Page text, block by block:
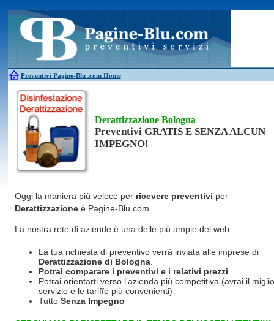
Preventivi Pagine-Blu .com Home
Antifurti
Allarme
Bagni chimici
Edilizia Giardinieri
Caldaie
Falegnami Idraulici
Canne fumarie
Parquet
Derattizzazione Bologna
Preventivi GRATIS E SENZA ALCUN
IMPEGNO!
Oggi la maniera più veloce per ricevere preventivi per
Derattizzazioneè Pagine-Blu.com.
La nostra rete di aziende è una delle più ampie del web.
La tua richiesta di preventivo verrà inviata alle imprese di
Derattizzazione di Bologna.
Potrai comparare i preventivi e i relativi prezzi
Potrai orientarti verso l'azienda più competitiva (avrai il
servizio e le tariffe più convenienti)
Tutto Senza Impegno